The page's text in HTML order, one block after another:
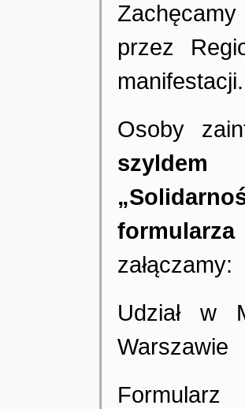
przez
manifestacji.
Osoby
załączamy:
Udział w
Warszawie